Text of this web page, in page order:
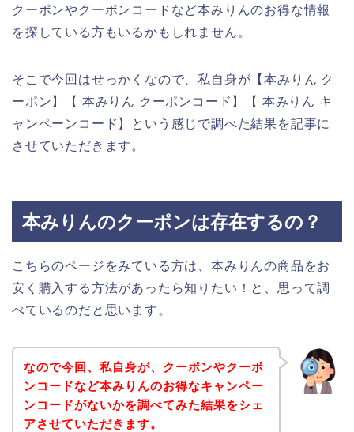
クーポンやクーポンコードなど本みりんのお得な情報
を探している方もいるかもしれません。
そこで今回はせっかくなので、私自身が【本みりん ク
ーポン】【 本みりん クーポンコード】【 本みりん キ
ャンペーンコード】という感じで調べた結果を記事に
させていただきます。
本みりんのクーポンは存在するの？
こちらのページをみている方は、本みりんの商品をお
安く購入する方法があったら知りたい！と、思って調
べているのだと思います。
なので今回、私自身が、クーポンやクーポ
ンコードなど本みりんのお得なキャンペー
ンコードがないかを調べてみた結果をシェ
アさせていただきます。